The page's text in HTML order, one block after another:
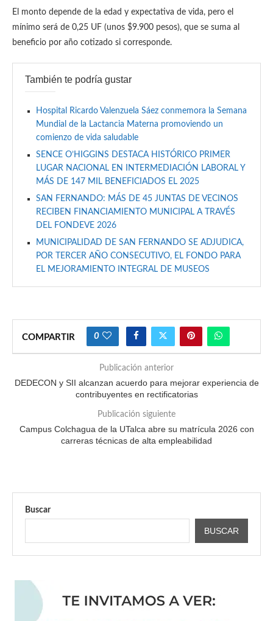
El monto depende de la edad y expectativa de vida, pero el
mínimo será de 0,25 UF (unos $9.900 pesos), que se suma al
beneficio por año cotizado si corresponde.
También te podría gustar
Hospital Ricardo Valenzuela Sáez conmemora la Semana
Mundial de la Lactancia Materna promoviendo un
comienzo de vida saludable
SENCE O’HIGGINS DESTACA HISTÓRICO PRIMER
LUGAR NACIONAL EN INTERMEDIACIÓN LABORAL Y
MÁS DE 147 MIL BENEFICIADOS EL 2025
SAN FERNANDO: MÁS DE 45 JUNTAS DE VECINOS
RECIBEN FINANCIAMIENTO MUNICIPAL A TRAVÉS
DEL FONDEVE 2026
MUNICIPALIDAD DE SAN FERNANDO SE ADJUDICA,
POR TERCER AÑO CONSECUTIVO, EL FONDO PARA
EL MEJORAMIENTO INTEGRAL DE MUSEOS
COMPARTIR 0
Publicación anterior
DEDECON y SII alcanzan acuerdo para mejorar experiencia de
contribuyentes en rectificatorias
Publicación siguiente
Campus Colchagua de la UTalca abre su matrícula 2026 con
carreras técnicas de alta empleabilidad
Buscar
BUSCAR